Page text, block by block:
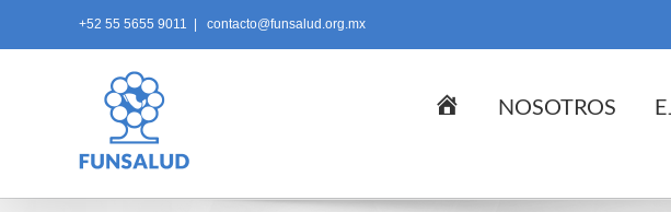
+52 55 5655 9011 contacto@funsalud.org.mx
InicioNOSOTROS